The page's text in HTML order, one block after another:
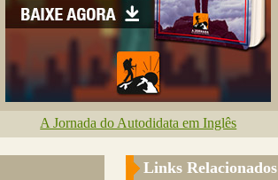
A Jornada do Autodidata em Inglês
Links Relacionados